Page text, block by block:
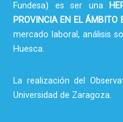
Fundesa) es ser una
PROVINCIA EN EL ÁMBITO
mercado laboral, análisis
Huesca.
La realización del
Universidad de Zaragoza.